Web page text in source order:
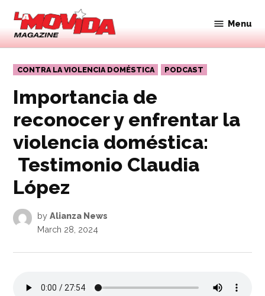
Skip
content
Movida
Magazine
Menu
POSTED
IN
CONTRA LA VIOLENCIA DOMÉSTICA PODCAST
Importancia de
reconocer y enfrentar la
violencia doméstica:
Testimonio Claudia
López
by Alianza News
March 28, 2024